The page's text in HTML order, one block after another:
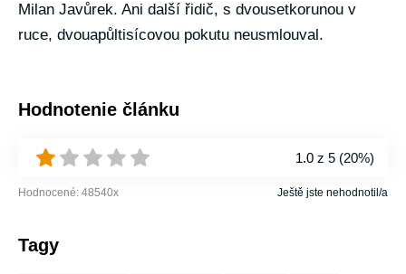
Milan Javůrek. Ani další řidič, s dvousetkorunou v
ruce, dvouapůltisícovou pokutu neusmlouval.
Hodnotenie článku
1.0 z 5 (20%)
Hodnocené: 48540x Ještě jste nehodnotil/a
Tagy